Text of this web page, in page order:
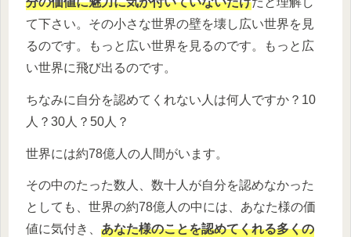
て下さい。その小さな世界の壁を壊し広い世界を見
るのです。もっと広い世界を見るのです。もっと広
い世界に飛び出るのです。
ちなみに自分を認めてくれない人は何人ですか？10
人？30人？50人？
世界には約78億人の人間がいます。
その中のたった数人、数十人が自分を認めなかった
としても、世界の約78億人の中には、あなた様の価
値に気付き、 あなた様のことを認めてくれる多くの